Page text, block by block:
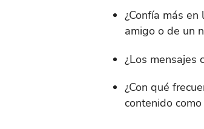
¿Confía más
amigo o de un
¿Los mensajes
¿Con qué
contenido